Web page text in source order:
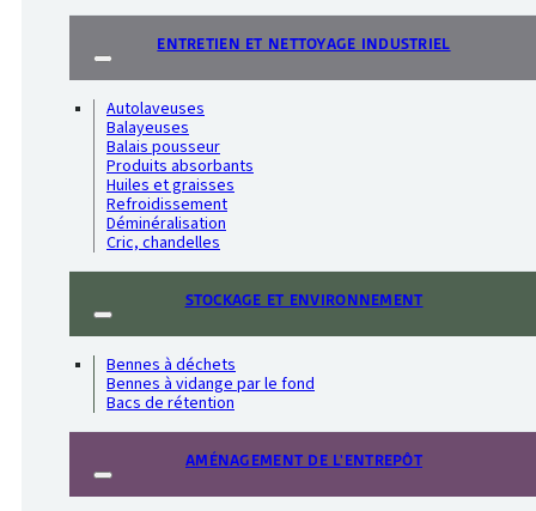
ENTRETIEN ET NETTOYAGE INDUSTRIEL
Autolaveuses
Balayeuses
Balais pousseur
Produits absorbants
Huiles et graisses
Refroidissement
Déminéralisation
Cric, chandelles
STOCKAGE ET ENVIRONNEMENT
Bennes à déchets
Bennes à vidange par le fond
Bacs de rétention
AMÉNAGEMENT DE L'ENTREPÔT